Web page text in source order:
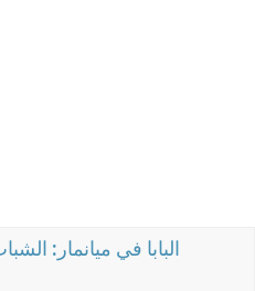
البابا في ميانمار: